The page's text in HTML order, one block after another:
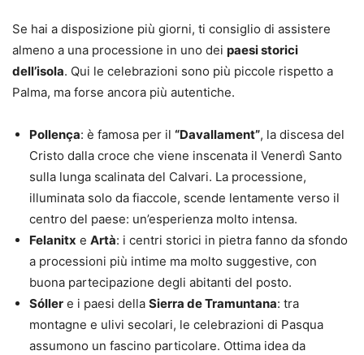
Se hai a disposizione più giorni, ti consiglio di assistere
almeno a una processione in uno dei paesi storici
dell’isola. Qui le celebrazioni sono più piccole rispetto a
Palma, ma forse ancora più autentiche.
Pollença: è famosa per il “Davallament”, la discesa del
Cristo dalla croce che viene inscenata il Venerdì Santo
sulla lunga scalinata del Calvari. La processione,
illuminata solo da fiaccole, scende lentamente verso il
centro del paese: un’esperienza molto intensa.
Felanitx e Artà: i centri storici in pietra fanno da sfondo
a processioni più intime ma molto suggestive, con
buona partecipazione degli abitanti del posto.
Sóller e i paesi della Sierra de Tramuntana: tra
montagne e ulivi secolari, le celebrazioni di Pasqua
assumono un fascino particolare. Ottima idea da